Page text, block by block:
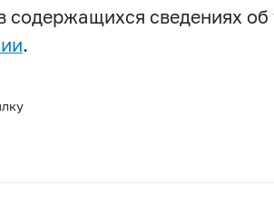
содержащихся сведениях
.